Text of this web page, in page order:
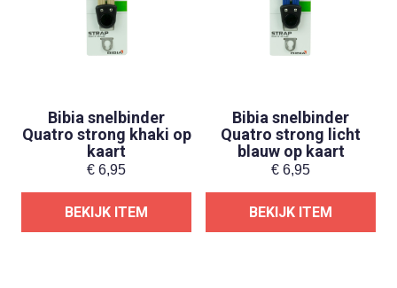
Bibia snelbinder
Quatro strong khaki op
kaart
€ 6,95
BEKIJK ITEM
Bibia snelbinder
Quatro strong licht
blauw op kaart
€ 6,95
BEKIJK ITEM